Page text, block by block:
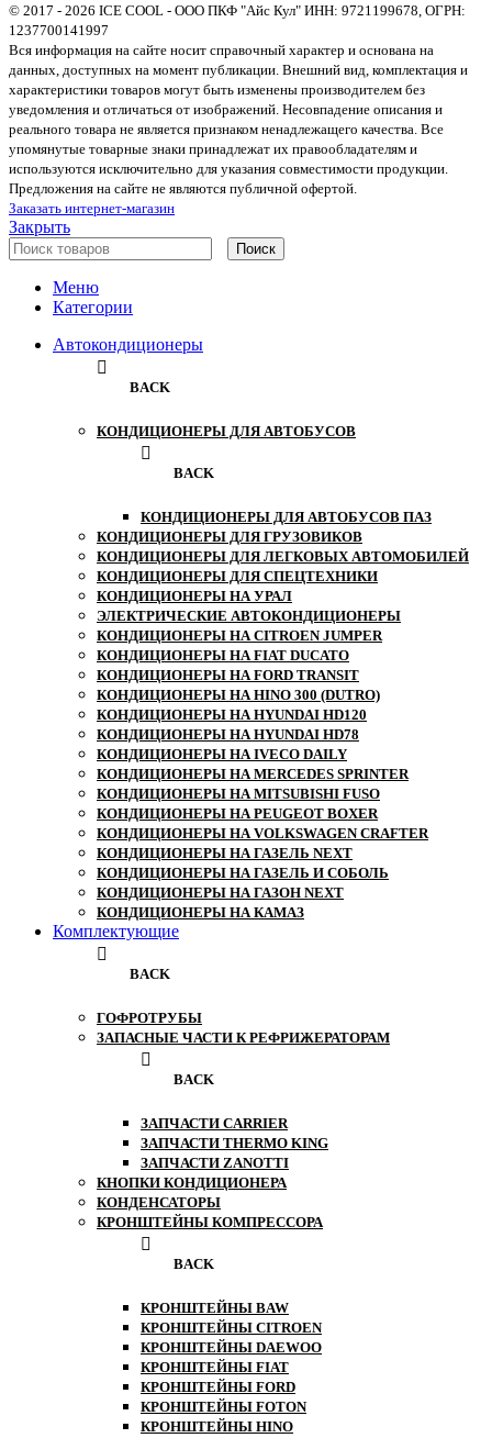
© 2017 - 2026 ICE COOL - ООО ПКФ "Айс Кул" ИНН: 9721199678, ОГРН:
1237700141997
Вся информация на сайте носит справочный характер и основана на
данных, доступных на момент публикации. Внешний вид, комплектация и
характеристики товаров могут быть изменены производителем без
уведомления и отличаться от изображений. Несовпадение описания и
реального товара не является признаком ненадлежащего качества. Все
упомянутые товарные знаки принадлежат их правообладателям и
используются исключительно для указания совместимости продукции.
Предложения на сайте не являются публичной офертой.
Заказать интернет-магазин
Закрыть
Поиск
Меню
Категории
Автокондиционеры
BACK
КОНДИЦИОНЕРЫ ДЛЯ АВТОБУСОВ
BACK
КОНДИЦИОНЕРЫ ДЛЯ АВТОБУСОВ ПАЗ
КОНДИЦИОНЕРЫ ДЛЯ ГРУЗОВИКОВ
КОНДИЦИОНЕРЫ ДЛЯ ЛЕГКОВЫХ АВТОМОБИЛЕЙ
КОНДИЦИОНЕРЫ ДЛЯ СПЕЦТЕХНИКИ
КОНДИЦИОНЕРЫ НА УРАЛ
ЭЛЕКТРИЧЕСКИЕ АВТОКОНДИЦИОНЕРЫ
КОНДИЦИОНЕРЫ НА CITROEN JUMPER
КОНДИЦИОНЕРЫ НА FIAT DUCATO
КОНДИЦИОНЕРЫ НА FORD TRANSIT
КОНДИЦИОНЕРЫ НА HINO 300 (DUTRO)
КОНДИЦИОНЕРЫ НА HYUNDAI HD120
КОНДИЦИОНЕРЫ НА HYUNDAI HD78
КОНДИЦИОНЕРЫ НА IVECO DAILY
КОНДИЦИОНЕРЫ НА MERCEDES SPRINTER
КОНДИЦИОНЕРЫ НА MITSUBISHI FUSO
КОНДИЦИОНЕРЫ НА PEUGEOT BOXER
КОНДИЦИОНЕРЫ НА VOLKSWAGEN CRAFTER
КОНДИЦИОНЕРЫ НА ГАЗЕЛЬ NEXT
КОНДИЦИОНЕРЫ НА ГАЗЕЛЬ И СОБОЛЬ
КОНДИЦИОНЕРЫ НА ГАЗОН NEXT
КОНДИЦИОНЕРЫ НА КАМАЗ
Комплектующие
BACK
ГОФРОТРУБЫ
ЗАПАСНЫЕ ЧАСТИ К РЕФРИЖЕРАТОРАМ
BACK
ЗАПЧАСТИ CARRIER
ЗАПЧАСТИ THERMO KING
ЗАПЧАСТИ ZANOTTI
КНОПКИ КОНДИЦИОНЕРА
КОНДЕНСАТОРЫ
КРОНШТЕЙНЫ КОМПРЕССОРА
BACK
КРОНШТЕЙНЫ BAW
КРОНШТЕЙНЫ CITROEN
КРОНШТЕЙНЫ DAEWOO
КРОНШТЕЙНЫ FIAT
КРОНШТЕЙНЫ FORD
КРОНШТЕЙНЫ FOTON
КРОНШТЕЙНЫ HINO